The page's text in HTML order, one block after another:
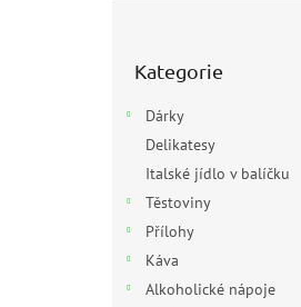
kategorie
Kategorie
Dárky
Delikatesy
Italské jídlo v balíčku
Těstoviny
Přílohy
Káva
Alkoholické nápoje